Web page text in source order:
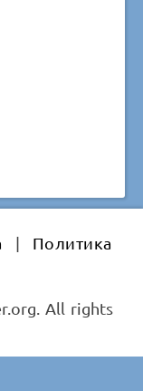
|
Политика
All rights